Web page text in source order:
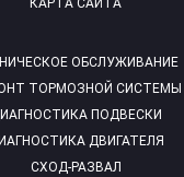
ОБСЛУЖИВАНИЕ
ТОРМОЗНОЙ СИСТЕМЫ
ПОДВЕСКИ
ДВИГАТЕЛЯ
СХОД-РАЗВАЛ
КАРТА САЙТА